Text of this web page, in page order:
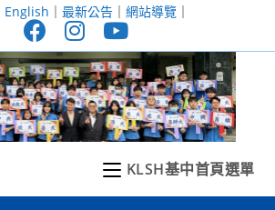
English ｜ 最新公告｜ 網站導覽｜
KLSH基中首頁選單